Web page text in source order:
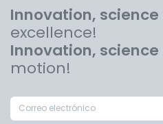
Innovation, science
excellence!
Innovation, science
motion!